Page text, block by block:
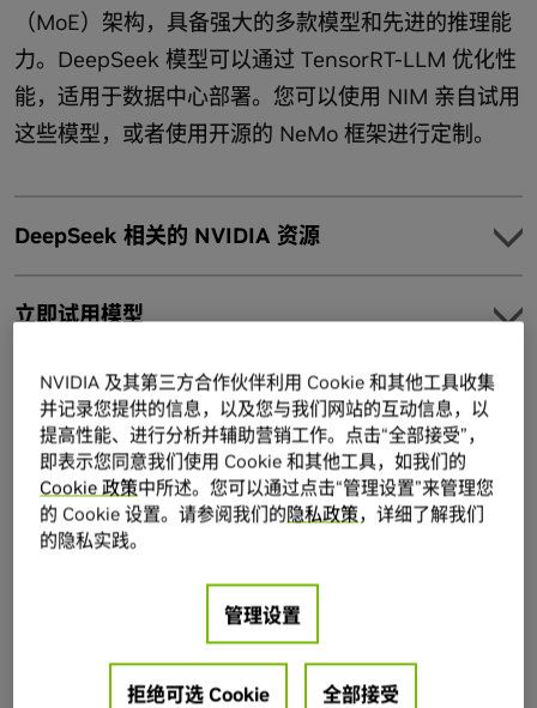
（MoE）架构，具备强大的多款模型和先进的推理能
力。DeepSeek 模型可以通过 TensorRT-LLM 优化性
能，适用于数据中心部署。您可以使用 NIM 亲自试用
这些模型，或者使用开源的 NeMo 框架进行定制。
DeepSeek 相关的 NVIDIA 资源
探索示例应用，了解 DeepSeek 模型的不同用例。
社区教程：使用 Docker 和 Ollama 在 NVIDIA Jetson Orin
Nano™ Super 上使用 DeepSeek R1 开启旅程
NVIDIA Blackwell 提供创纪录的 DeepSeek-R1 推理性能
集成
开始使用适合您开发环境的合适工具和框架。
从 Jetson AI 实验室下载容器
使用 NeMo 框架，使用您自己的数据自定义 DeepSeek v3
使用 TensorRT-LLM 优化 LLM 的推理工作负载。了解如何在
TensorRT-LLM 中设置和开始使用 Llama。
立即试用模型
Model
借助 NVIDIA NIM 获取生产就绪型 DeepSeek 模型。
部署生产就绪型 DeepSeek 模型
Gemma
Gemma 是 Google DeepMind 的轻量级开放模型系
列。Gemma 模型涵盖各种规模和专业领域，可满足
这些模型能够在各种 NVIDIA 平台上以最佳方式运
NVIDIA 及其第三方合作伙伴利用 Cookie 和其他工具收集
并记录您提供的信息，以及您与我们网站的互动信息，以
提高性能、进行分析并辅助营销工作。点击“全部接受”，
即表示您同意我们使用 Cookie 和其他工具，如我们的
Cookie 政策中所述。您可以通过点击“管理设置”来管理您
的 Cookie 设置。请参阅我们的隐私政策，详细了解我们
的隐私实践。
管理设置
拒绝可选 Cookie 全部接受